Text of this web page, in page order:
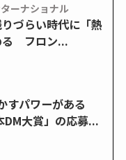
ーナショナル
づらい時代に「熱
る フロン...
すパワーがある
DM大賞」の応募...